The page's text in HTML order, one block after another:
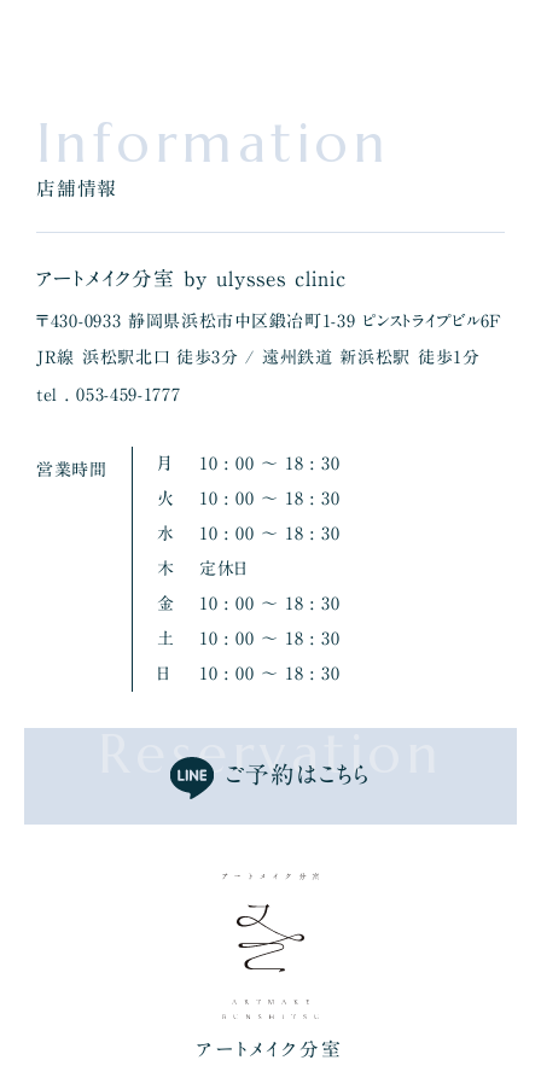
Information
店舗情報
アートメイク分室 by ulysses clinic
〒430-0933 静岡県浜松市中区鍛冶町1-39 ピンストライプビル6F
JR線 浜松駅北口 徒歩3分 / 遠州鉄道 新浜松駅 徒歩1分
tel . 053-459-1777
営業時間 月 10 : 00 〜 18 : 30
火 10 : 00 〜 18 : 30
水 10 : 00 〜 18 : 30
木 定休日
金 10 : 00 〜 18 : 30
土 10 : 00 〜 18 : 30
日 10 : 00 〜 18 : 30
Reservation
ご予約はこちら
アートメイク分室